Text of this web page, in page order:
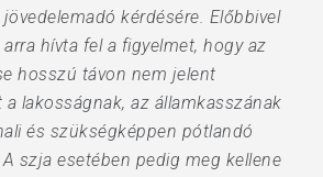
kérdésére. Előbbivel
hívta fel a figyelmet, hogy az
hosszú távon nem jelent
lakosságnak, az államkasszának
és szükségképpen pótlandó
szja esetében pedig meg kellene